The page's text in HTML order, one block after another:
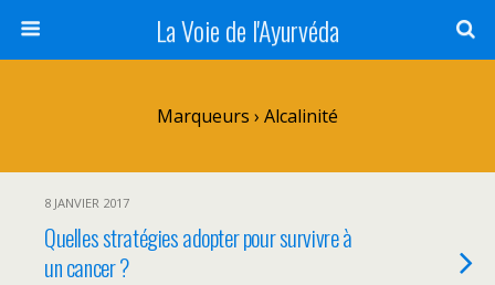
La Voie de l'Ayurvéda
Marqueurs › Alcalinité
8 JANVIER 2017
Quelles stratégies adopter pour survivre à
un cancer ?